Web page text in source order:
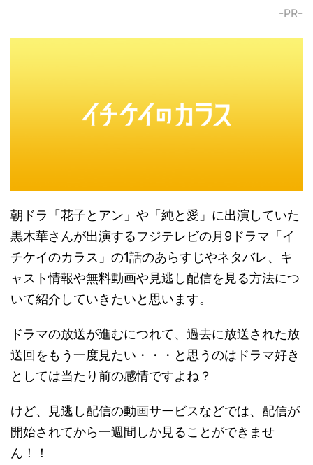
-PR-
朝ドラ「花子とアン」や「純と愛」に出演していた
黒木華さんが出演するフジテレビの月9ドラマ「イ
チケイのカラス」の1話のあらすじやネタバレ、キ
ャスト情報や無料動画や見逃し配信を見る方法につ
いて紹介していきたいと思います。
ドラマの放送が進むにつれて、過去に放送された放
送回をもう一度見たい・・・と思うのはドラマ好き
としては当たり前の感情ですよね？
けど、見逃し配信の動画サービスなどでは、配信が
開始されてから一週間しか見ることができませ
ん！！